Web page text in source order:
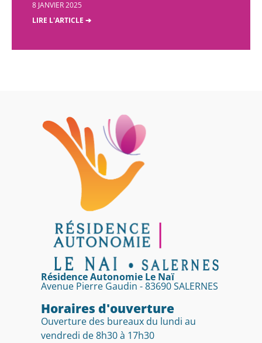
8 JANVIER 2025
LIRE L'ARTICLE ➔
Résidence Autonomie Le Naï
Avenue Pierre Gaudin - 83690 SALERNES
Horaires d'ouverture
Ouverture des bureaux du lundi au
vendredi de 8h30 à 17h30